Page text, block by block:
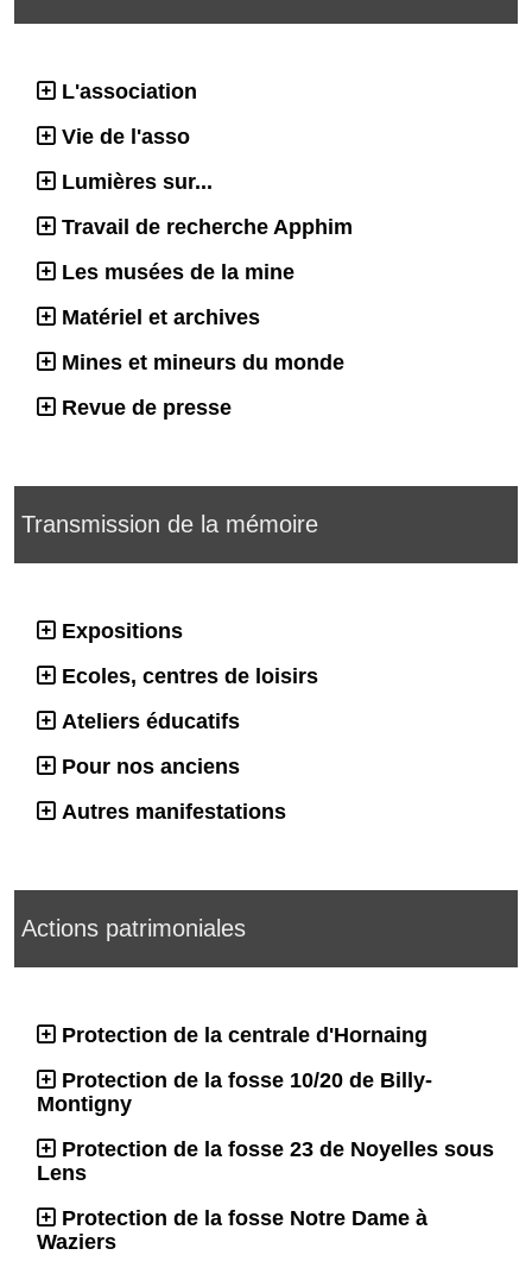
L'association
Vie de l'asso
Lumières sur...
Travail de recherche Apphim
Les musées de la mine
Matériel et archives
Mines et mineurs du monde
Revue de presse
Transmission de la mémoire
Expositions
Ecoles, centres de loisirs
Ateliers éducatifs
Pour nos anciens
Autres manifestations
Actions patrimoniales
Protection de la centrale d'Hornaing
Protection de la fosse 10/20 de Billy-
Montigny
Protection de la fosse 23 de Noyelles sous
Lens
Protection de la fosse Notre Dame à
Waziers